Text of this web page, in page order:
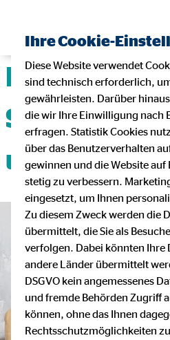
Deine
Sicherheit,
und
Ihre Cookie-
Diese Website verwendet
sind technisch erforderlich,
gewährleisten. Darüber
die wir Ihre Einwilligung nach
erfragen. Statistik Cookies
über das Benutzerverhalten
gewinnen und die Website
stetig zu verbessern.
eingesetzt, um Ihnen
Zu diesem Zweck werden die
übermittelt, die Sie als
verfolgen. Dabei könnten Ihre
andere Länder übermittelt
DSGVO kein angemessenes
und fremde Behörden Zugriff
können, ohne das Ihnen
Rechtsschutzmöglichkeiten